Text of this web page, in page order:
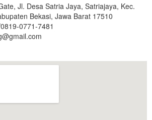
Jl. Desa Satria Jaya, Satriajaya, Kec.
Bekasi, Jawa Barat 17510
0771-7481